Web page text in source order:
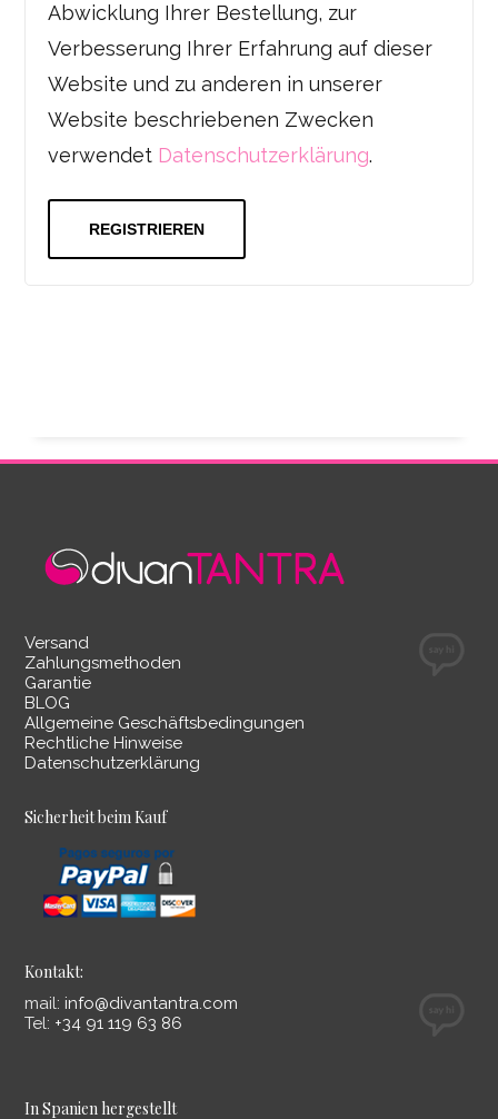
Abwicklung Ihrer Bestellung, zur
Verbesserung Ihrer Erfahrung auf dieser
Website und zu anderen in unserer
Website beschriebenen Zwecken
verwendet Datenschutzerklärung.
REGISTRIEREN
Versand
Zahlungsmethoden
Garantie
BLOG
Allgemeine Geschäftsbedingungen
Rechtliche Hinweise
Datenschutzerklärung
Sicherheit beim Kauf
Kontakt:
mail: info@divantantra.com
Tel: +34 91 119 63 86
In Spanien hergestellt